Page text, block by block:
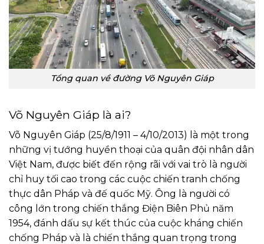
Tổng quan về đường Võ Nguyên Giáp
Võ Nguyên Giáp là ai?
Võ Nguyên Giáp (25/8/1911 – 4/10/2013) là một trong
những vị tướng huyền thoại của quân đội nhân dân
Việt Nam, được biết đến rộng rãi với vai trò là người
chỉ huy tối cao trong các cuộc chiến tranh chống
thực dân Pháp và đế quốc Mỹ. Ông là người có
công lớn trong chiến thắng Điện Biên Phủ năm
1954, đánh dấu sự kết thúc của cuộc kháng chiến
chống Pháp và là chiến thắng quan trọng trong